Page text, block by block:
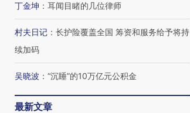
丁金坤 ： 耳闻目睹的几位律师
村夫日记 ： 长护险覆盖全国 筹资和服务给予将持
续加码
吴晓波 ： “沉睡”的10万亿元公积金
最新文章